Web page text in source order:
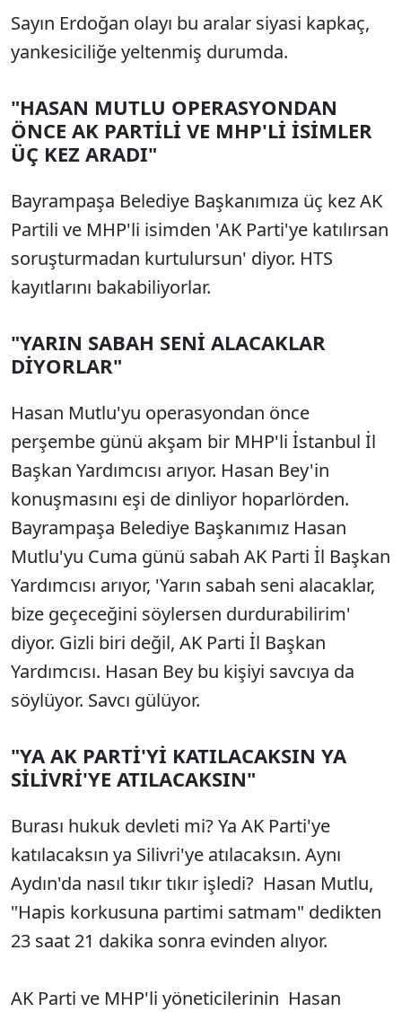
Sayın Erdoğan olayı bu aralar siyasi kapkaç,
yankesiciliğe yeltenmiş durumda.
"HASAN MUTLU OPERASYONDAN
ÖNCE AK PARTİLİ VE MHP'Lİ İSİMLER
ÜÇ KEZ ARADI"
Bayrampaşa Belediye Başkanımıza üç kez AK
Partili ve MHP'li isimden 'AK Parti'ye katılırsan
soruşturmadan kurtulursun' diyor. HTS
kayıtlarını bakabiliyorlar.
"YARIN SABAH SENİ ALACAKLAR
DİYORLAR"
Hasan Mutlu'yu operasyondan önce
perşembe günü akşam bir MHP'li İstanbul İl
Başkan Yardımcısı arıyor. Hasan Bey'in
konuşmasını eşi de dinliyor hoparlörden.
Bayrampaşa Belediye Başkanımız Hasan
Mutlu'yu Cuma günü sabah AK Parti İl Başkan
Yardımcısı arıyor, 'Yarın sabah seni alacaklar,
bize geçeceğini söylersen durdurabilirim'
diyor. Gizli biri değil, AK Parti İl Başkan
Yardımcısı. Hasan Bey bu kişiyi savcıya da
söylüyor. Savcı gülüyor.
"YA AK PARTİ'Yİ KATILACAKSIN YA
SİLİVRİ'YE ATILACAKSIN"
Burası hukuk devleti mi? Ya AK Parti'ye
katılacaksın ya Silivri'ye atılacaksın. Aynı
Aydın'da nasıl tıkır tıkır işledi? Hasan Mutlu,
"Hapis korkusuna partimi satmam" dedikten
23 saat 21 dakika sonra evinden alıyor.
AK Parti ve MHP'li yöneticilerinin Hasan